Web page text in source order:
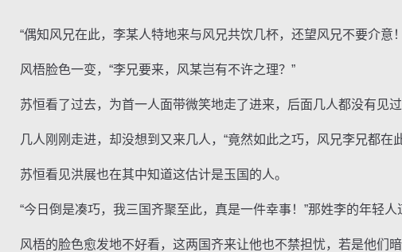
“偶知风兄在此，李某人特地来与风兄共饮几杯，还望风兄不要介意！
风梧脸色一变，“李兄要来，风某岂有不许之理？”
苏恒看了过去，为首一人面带微笑地走了进来，后面几人都没有见过
几人刚刚走进，却没想到又来几人，“竟然如此之巧，风兄李兄都在
苏恒看见洪展也在其中知道这估计是玉国的人。
“今日倒是凑巧，我三国齐聚至此，真是一件幸事！”那姓李的年轻人
风梧的脸色愈发地不好看，这两国齐来让他也不禁担忧，若是他们暗